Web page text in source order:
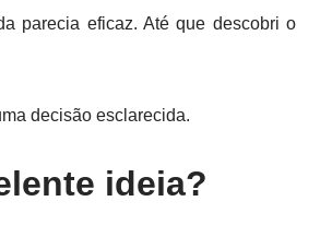
parecia eficaz. Até que descobri o
decisão esclarecida.
ideia?